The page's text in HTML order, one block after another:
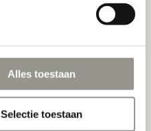
Alles toestaan
Selectie toestaan